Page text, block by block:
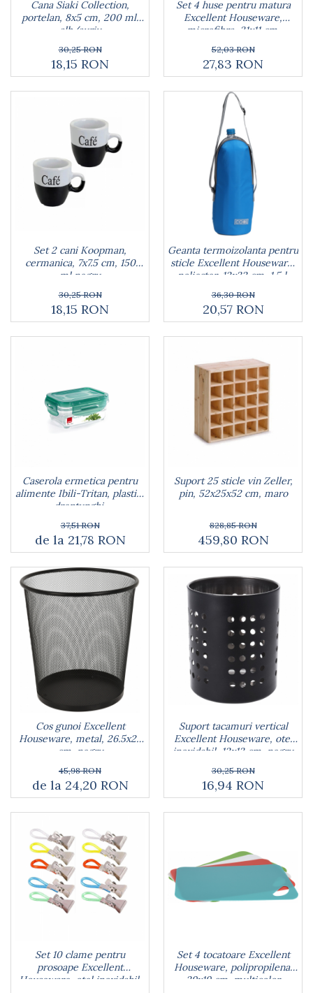
Cana Siaki Collection,
portelan, 8x5 cm, 200 ml,
alb/auriu
30,25 RON
18,15 RON
Set 4 huse pentru matura
Excellent Houseware,
microfibra, 31x11 cm,
52,03 RON
27,83 RON
Set 2 cani Koopman,
cermanica, 7x7.5 cm, 150
ml,negru
30,25 RON
18,15 RON
Geanta termoizolanta pentru
sticle Excellent Houseware,
poliester, 12x32 cm, 1.5 l,
36,30 RON
20,57 RON
Caserola ermetica pentru
alimente Ibili-Tritan, plastic,
dreptunghi,
37,51 RON
de la 21,78 RON
Suport 25 sticle vin Zeller,
pin, 52x25x52 cm, maro
828,85 RON
459,80 RON
Cos gunoi Excellent
Houseware, metal, 26.5x28
cm, negru
45,98 RON
de la 24,20 RON
Suport tacamuri vertical
Excellent Houseware, otel
inoxidabil, 12x13 cm, negru
30,25 RON
16,94 RON
Set 10 clame pentru
prosoape Excellent
Houseware, otel inoxidabil,
Set 4 tocatoare Excellent
Houseware, polipropilena,
29x19 cm, multicolor